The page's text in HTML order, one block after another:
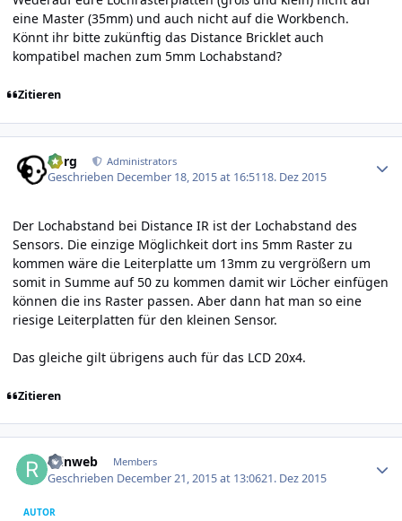
eine Master (35mm) und auch nicht auf die Workbench.
Könnt ihr bitte zukünftig das Distance Bricklet auch
kompatibel machen zum 5mm Lochabstand?
Zitieren
borg Administrators
Geschrieben December 18, 2015 at 16:5118. Dez 2015
Der Lochabstand bei Distance IR ist der Lochabstand des
Sensors. Die einzige Möglichkeit dort ins 5mm Raster zu
kommen wäre die Leiterplatte um 13mm zu vergrößern um
somit in Summe auf 50 zu kommen damit wir Löcher einfügen
können die ins Raster passen. Aber dann hat man so eine
riesige Leiterplatten für den kleinen Sensor.
Das gleiche gilt übrigens auch für das LCD 20x4.
Zitieren
reinweb Members
Geschrieben December 21, 2015 at 13:0621. Dez 2015
AUTOR